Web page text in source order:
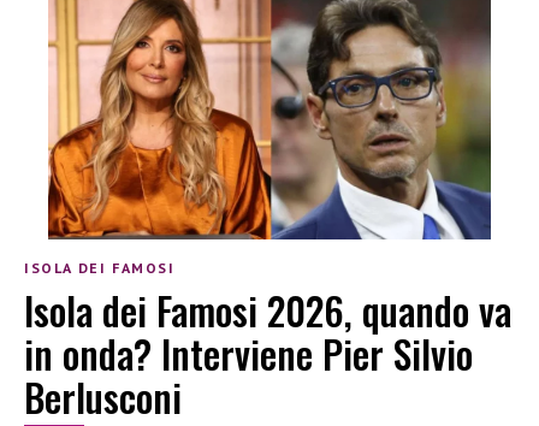
ISOLA DEI FAMOSI
Isola dei Famosi 2026, quando va
in onda? Interviene Pier Silvio
Berlusconi